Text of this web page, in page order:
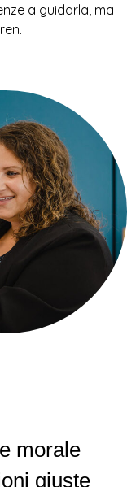
a guidarla, ma
morale
giuste